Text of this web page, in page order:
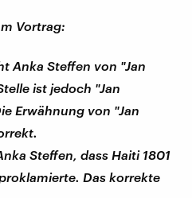
Vortrag:
Anka Steffen von "Jan
ist jedoch "Jan
Erwähnung von "Jan
Steffen, dass Haiti 1801
Das korrekte